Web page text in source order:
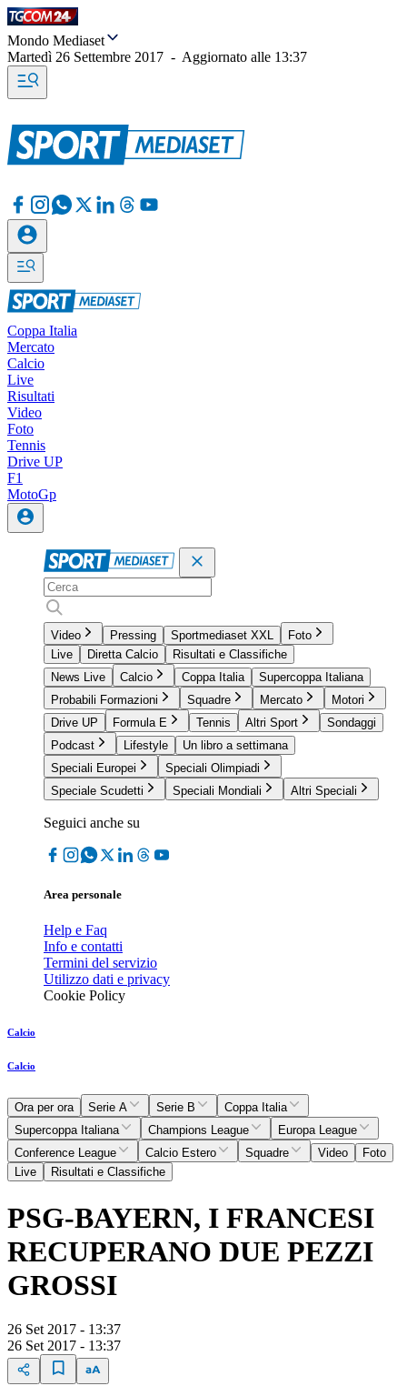
Mondo Mediaset
Martedì 26 Settembre 2017 - Aggiornato alle 13:37
Coppa Italia
Mercato
Calcio
Live
Risultati
Video
Foto
Tennis
Drive UP
F1
MotoGp
Video Pressing Sportmediaset XXL
Foto
Live
Diretta Calcio
Risultati e Classifiche
News Live
Calcio Coppa Italia
Supercoppa Italiana
Probabili Formazioni
Squadre Mercato
Motori
Drive UP
Formula E Tennis Altri Sport
Sondaggi
Podcast
Lifestyle
Un libro a settimana
Speciali Europei
Speciali Olimpiadi
Speciale Scudetti
Speciali Mondiali Altri Speciali
Seguici anche su
Area personale
Help e Faq
Info e contatti
Termini del servizio
Utilizzo dati e privacy
Cookie Policy
Calcio
Calcio
Ora per ora Serie A Serie B
Coppa Italia
Supercoppa Italiana
Champions League
Europa League
Conference League
Calcio Estero Squadre Video
Foto
Live
Risultati e Classifiche
PSG-BAYERN, I FRANCESI
RECUPERANO DUE PEZZI
GROSSI
26 Set 2017 - 13:37
26 Set 2017 - 13:37